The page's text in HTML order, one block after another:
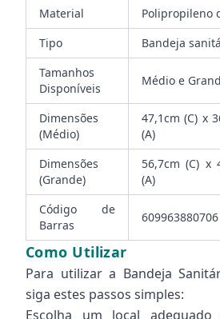
Material
Polipropileno
Tipo
Bandeja
Tamanhos
Disponíveis
Médio e
Dimensões
(Médio)
47,1cm (C) x
(A)
Dimensões
(Grande)
56,7cm (C) x
(A)
Código de
Barras
609963880706
Como Utilizar
Para utilizar a Bandeja
siga estes passos simples:
Escolha um local